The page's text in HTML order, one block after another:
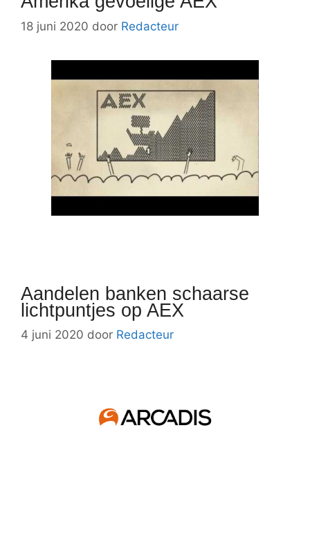
18 juni 2020 door Redacteur
Aandelen banken schaarse
lichtpuntjes op AEX
4 juni 2020 door Redacteur